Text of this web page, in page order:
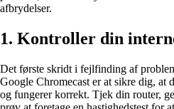
afbrydelser.
1. Kontroller din
Det første skridt i fejlfinding af
Google Chromecast er at sikre dig, at
og fungerer korrekt. Tjek din router,